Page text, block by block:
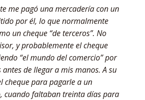
me pagó una mercadería con un
por él, lo que normalmente
un cheque “de terceros”. No
y probablemente el cheque
“el mundo del comercio” por
antes de llegar a mis manos. A su
cheque para pagarle a un
cuando faltaban treinta días para